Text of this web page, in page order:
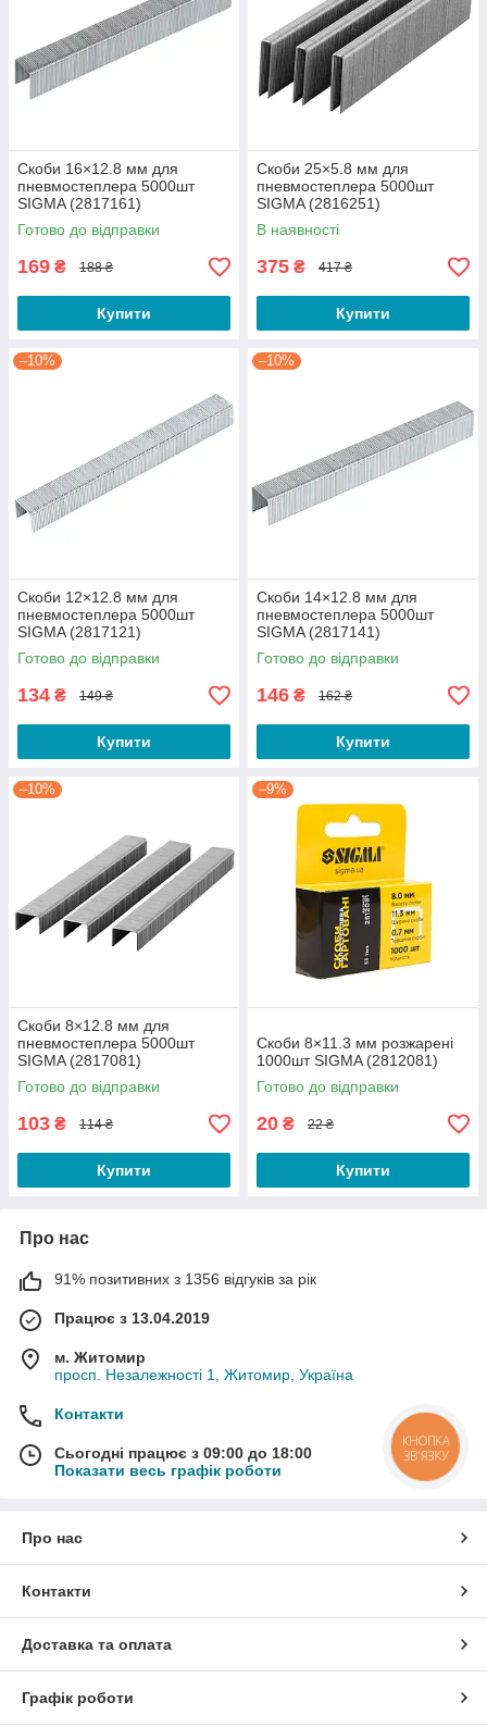
Скоби 16×12.8 мм для
пневмостеплера 5000шт
SIGMA (2817161)
Готово до відправки
169 ₴ 188 ₴
Купити
Скоби 25×5.8 мм для
пневмостеплера 5000шт
SIGMA (2816251)
В наявності
375 ₴ 417 ₴
Купити
–10%
Скоби 12×12.8 мм для
пневмостеплера 5000шт
SIGMA (2817121)
Готово до відправки
134 ₴ 149 ₴
Купити
–10%
Скоби 14×12.8 мм для
пневмостеплера 5000шт
SIGMA (2817141)
Готово до відправки
146 ₴ 162 ₴
Купити
–10%
Скоби 8×12.8 мм для
пневмостеплера 5000шт
SIGMA (2817081)
Готово до відправки
103 ₴ 114 ₴
Купити
–9%
Скоби 8×11.3 мм розжарені
1000шт SIGMA (2812081)
Готово до відправки
20 ₴ 22 ₴
Купити
Про нас
91% позитивних з 1356 відгуків за рік
Працює з 13.04.2019
м. Житомир
просп. Незалежності 1, Житомир, Україна
Контакти
Сьогодні працює з 09:00 до 18:00
Показати весь графік роботи
Про нас
Контакти
Доставка та оплата
Графік роботи
КНОПКА
ЗВ'ЯЗКУ